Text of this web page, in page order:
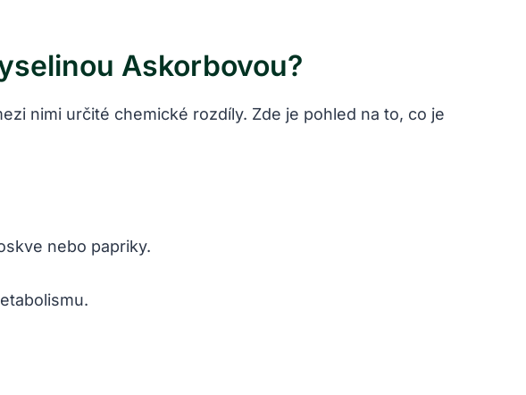
Askorbovou?
nimi určité chemické rozdíly. Zde je pohled na to, co je
nebo papriky.